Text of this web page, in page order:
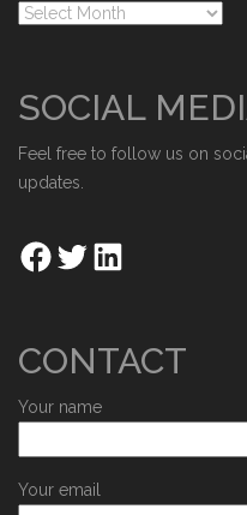
SOCIAL
Feel free to follow us on
updates.
CONTACT
Your name
Your email